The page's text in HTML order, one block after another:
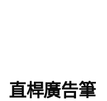
直桿廣告筆